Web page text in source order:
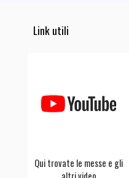
Link utili
Qui trovate le messe e gli